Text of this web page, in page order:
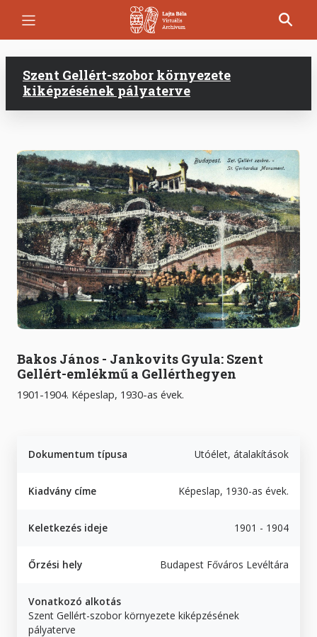
Szent Gellért-szobor környezete
kiképzésének pályaterve
Bakos János - Jankovits Gyula: Szent
Gellért-emlékmű a Gellérthegyen
1901-1904. Képeslap, 1930-as évek.
Dokumentum típusa Utóélet, átalakítások
Kiadvány címe Képeslap, 1930-as évek.
Keletkezés ideje 1901 - 1904
Őrzési hely Budapest Főváros Levéltára
Vonatkozó alkotás
Szent Gellért-szobor környezete kiképzésének
pályaterve